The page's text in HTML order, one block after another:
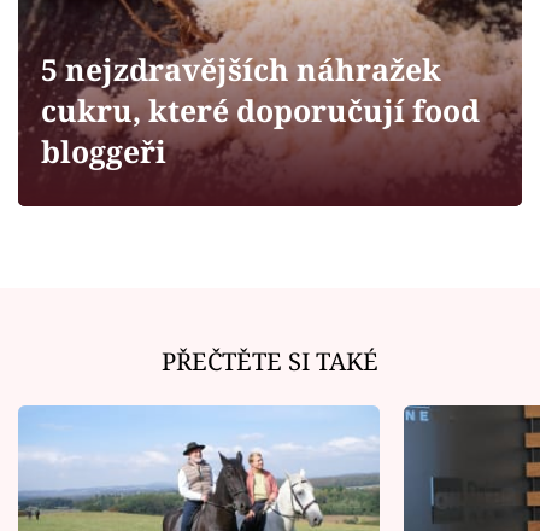
Sledujte prima+
Filmový festival Karlovy Vary
Sledujte nás
5 nejzdravějších náhražek
cukru, které doporučují food
bloggeři
PŘEČTĚTE SI TAKÉ